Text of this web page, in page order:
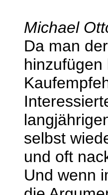
Michael
Da man
selbst
und oft
Und wenn